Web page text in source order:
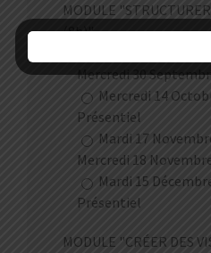
MODULE
(8h)"
Mercredi 30
Mercredi 14
Présentiel
Mardi 17
Mercredi 18
Mardi 15
Présentiel
MODULE "CRÉER DES